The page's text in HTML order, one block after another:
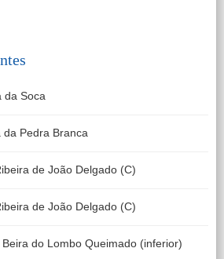
da Soca
da Pedra Branca
de João Delgado (C)
de João Delgado (C)
do Lombo Queimado (inferior)